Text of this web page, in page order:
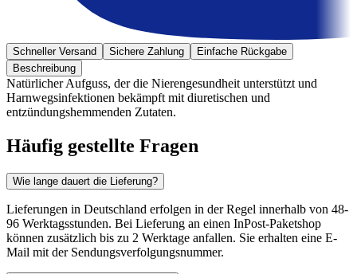
Schneller Versand Sichere Zahlung
Einfache Rückgabe
Beschreibung
Natürlicher Aufguss, der die Nierengesundheit unterstützt und
Harnwegsinfektionen bekämpft mit diuretischen und
entzündungshemmenden Zutaten.
Häufig gestellte Fragen
Wie lange dauert die Lieferung?
Lieferungen in Deutschland erfolgen in der Regel innerhalb von 48-
96 Werktagsstunden. Bei Lieferung an einen InPost-Paketshop
können zusätzlich bis zu 2 Werktage anfallen. Sie erhalten eine E-
Mail mit der Sendungsverfolgungsnummer.